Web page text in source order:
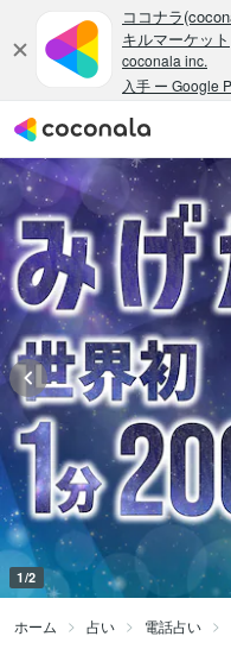
1/2
ホーム 占い 電話占い